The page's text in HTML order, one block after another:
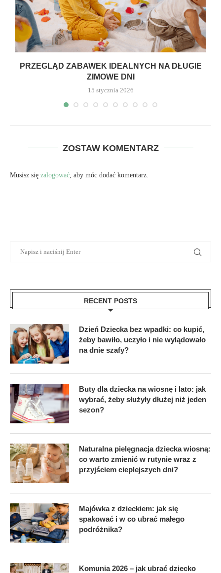
PRZEGLĄD ZABAWEK IDEALNYCH NA DŁUGIE
ZIMOWE DNI
15 stycznia 2026
ZOSTAW KOMENTARZ
Musisz się zalogować , aby móc dodać komentarz.
RECENT POSTS
Dzień Dziecka bez wpadki: co kupić,
żeby bawiło, uczyło i nie wylądowało
na dnie szafy?
Buty dla dziecka na wiosnę i lato: jak
wybrać, żeby służyły dłużej niż jeden
sezon?
Naturalna pielęgnacja dziecka wiosną:
co warto zmienić w rutynie wraz z
przyjściem cieplejszych dni?
Majówka z dzieckiem: jak się
spakować i w co ubrać małego
podróżnika?
Komunia 2026 – jak ubrać dziecko